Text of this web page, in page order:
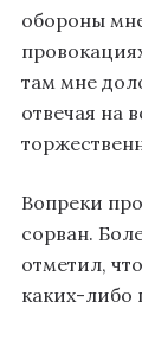
обороны
там мне
отвечая на
Вопреки
сорван.
отметил,
каких-либо